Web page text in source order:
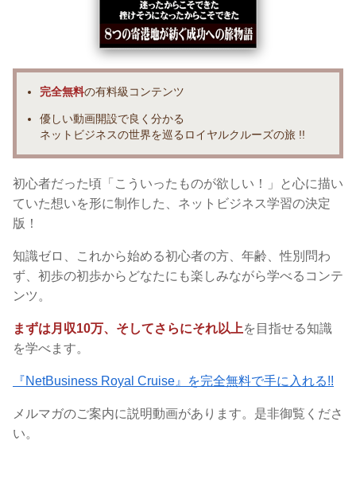
完全無料の有料級コンテンツ
優しい動画開設で良く分かる
ネットビジネスの世界を巡るロイヤルクルーズの旅 !!
初心者だった頃「こういったものが欲しい！」と心に描い
ていた想いを形に制作した、ネットビジネス学習の決定
版！
知識ゼロ、これから始める初心者の方、年齢、性別問わ
ず、初歩の初歩からどなたにも楽しみながら学べるコンテ
ンツ。
まずは月収10万、そしてさらにそれ以上を目指せる知識
を学べます。
『NetBusiness Royal Cruise』を完全無料で手に入れる!!
メルマガのご案内に説明動画があります。是非御覧くださ
い。